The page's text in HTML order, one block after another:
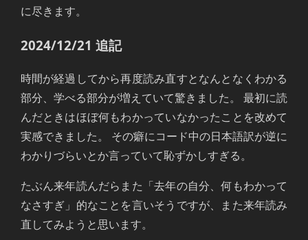
に尽きます。
2024/12/21 追記
時間が経過してから再度読み直すとなんとなくわかる
部分、学べる部分が増えていて驚きました。 最初に読
んだときはほぼ何もわかっていなかったことを改めて
実感できました。 その癖にコード中の日本語訳が逆に
わかりづらいとか言っていて恥ずかしすぎる。
たぶん来年読んだらまた「去年の自分、何もわかって
なさすぎ」的なことを言いそうですが、また来年読み
直してみようと思います。